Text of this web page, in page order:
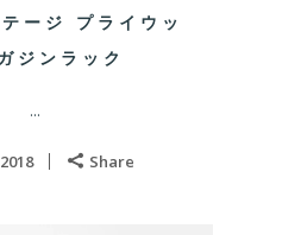
ージ プライウッ
ジンラック
...
Share